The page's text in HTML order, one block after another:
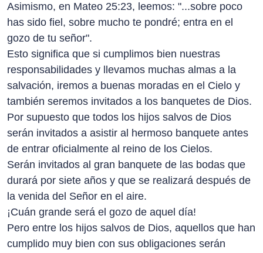
Asimismo, en Mateo 25:23, leemos: "...sobre poco
has sido fiel, sobre mucho te pondré; entra en el
gozo de tu señor".
Esto significa que si cumplimos bien nuestras
responsabilidades y llevamos muchas almas a la
salvación, iremos a buenas moradas en el Cielo y
también seremos invitados a los banquetes de Dios.
Por supuesto que todos los hijos salvos de Dios
serán invitados a asistir al hermoso banquete antes
de entrar oficialmente al reino de los Cielos.
Serán invitados al gran banquete de las bodas que
durará por siete años y que se realizará después de
la venida del Señor en el aire.
¡Cuán grande será el gozo de aquel día!
Pero entre los hijos salvos de Dios, aquellos que han
cumplido muy bien con sus obligaciones serán